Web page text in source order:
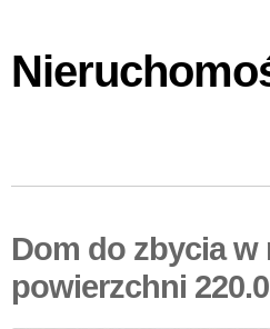
Dom do zbycia w
powierzchni